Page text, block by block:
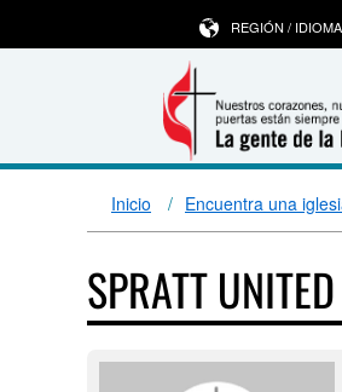
REGIÓN /
Inicio Encuentra una
SPRATT